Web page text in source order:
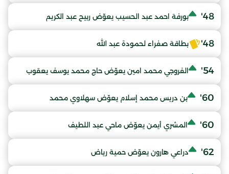
48' بورفة احمد عبد الحسيب يعوّض ربيح عبد الكريم
48' بطاقة صفراء لحمودة عبد الله
54' الفروجي محمد امين يعوّض حاج محمد يوسف يعقوب
60' بن دريس محمد إسلام يعوّض سهلاوي محمد
60' المشري أيمن يعوّض ماحي عبد اللطيف
62' دراعي هارون يعوّض حمية رياض